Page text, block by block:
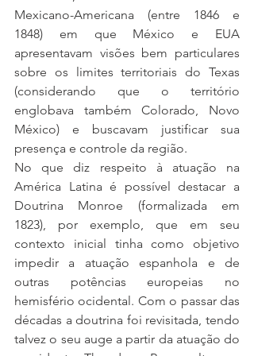
Mexicano-Americana (entre 1846 e
1848) em que México e EUA
apresentavam visões bem particulares
sobre os limites territoriais do Texas
(considerando que o território
englobava também Colorado, Novo
México) e buscavam justificar sua
presença e controle da região.
No que diz respeito à atuação na
América Latina é possível destacar a
Doutrina Monroe (formalizada em
1823), por exemplo, que em seu
contexto inicial tinha como objetivo
impedir a atuação espanhola e de
outras potências europeias no
hemisfério ocidental. Com o passar das
décadas a doutrina foi revisitada, tendo
talvez o seu auge a partir da atuação do